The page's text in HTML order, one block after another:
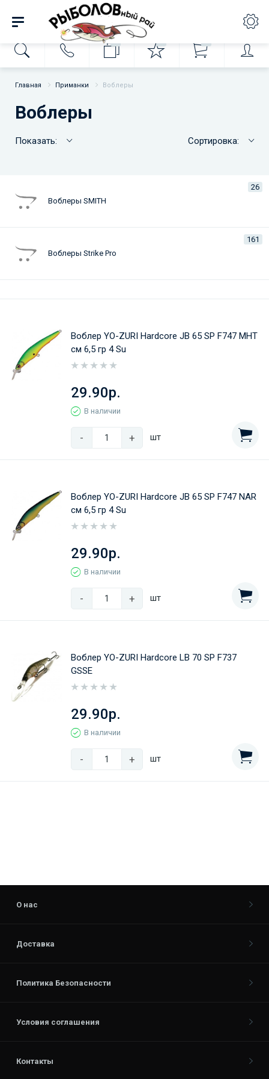
Главная Приманки Воблеры
Воблеры
Показать: Сортировка:
26
Воблеры SMITH
161
Воблеры Strike Pro
Воблер YO-ZURI Hardcore JB 65 SP F747 MHT
см 6,5 гр 4 Su
29.90р.
В наличии
- + шт
Воблер YO-ZURI Hardcore JB 65 SP F747 NAR
см 6,5 гр 4 Su
29.90р.
В наличии
- + шт
Воблер YO-ZURI Hardcore LB 70 SP F737
GSSE
29.90р.
В наличии
- + шт
О нас
Доставка
Политика Безопасности
Условия соглашения
Контакты